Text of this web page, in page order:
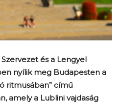
és a Lengyel
nyílik meg Budapesten a
ritmusában” című
amely a Lublini vajdaság